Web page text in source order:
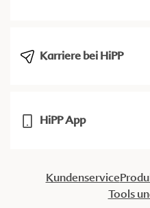
Karriere bei HiPP
HiPP App
Kundenservice
Tools